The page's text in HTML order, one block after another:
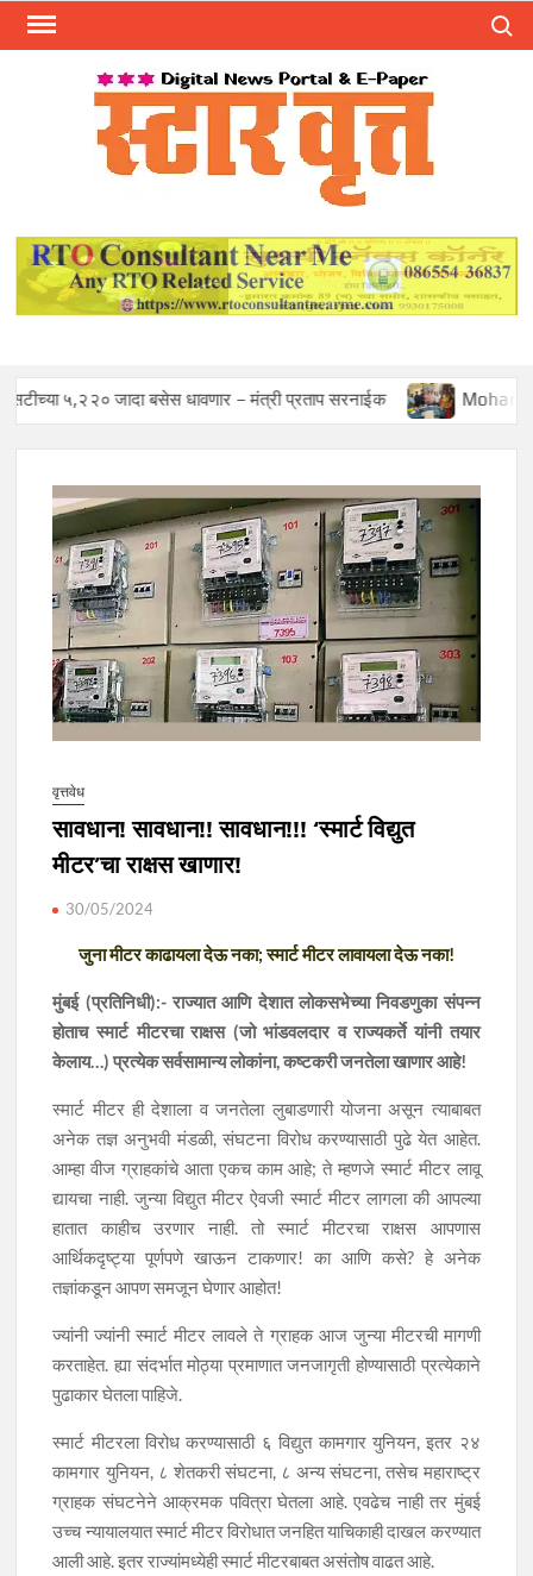
Skip
जादा बसेस धावणार – मंत्री प्रताप सरनाईक Mohan Sawant
वृत्तवेध
सावधान! सावधान!! सावधान!!! ‘स्मार्ट विद्युत
मीटर’चा राक्षस खाणार!
30/05/2024
जुना मीटर काढायला देऊ नका; स्मार्ट मीटर लावायला देऊ नका!
मुंबई (प्रतिनिधी):- राज्यात आणि देशात लोकसभेच्या निवडणुका संपन्न
होताच स्मार्ट मीटरचा राक्षस (जो भांडवलदार व राज्यकर्ते यांनी तयार
केलाय…) प्रत्येक सर्वसामान्य लोकांना, कष्टकरी जनतेला खाणार आहे!
स्मार्ट मीटर ही देशाला व जनतेला लुबाडणारी योजना असून त्याबाबत
अनेक तज्ञ अनुभवी मंडळी, संघटना विरोध करण्यासाठी पुढे येत आहेत.
आम्हा वीज ग्राहकांचे आता एकच काम आहे; ते म्हणजे स्मार्ट मीटर लावू
द्यायचा नाही. जुन्या विद्युत मीटर ऐवजी स्मार्ट मीटर लागला की आपल्या
हातात काहीच उरणार नाही. तो स्मार्ट मीटरचा राक्षस आपणास
आर्थिकदृष्ट्या पूर्णपणे खाऊन टाकणार! का आणि कसे? हे अनेक
तज्ञांकडून आपण समजून घेणार आहोत!
ज्यांनी ज्यांनी स्मार्ट मीटर लावले ते ग्राहक आज जुन्या मीटरची मागणी
करताहेत. ह्या संदर्भात मोठ्या प्रमाणात जनजागृती होण्यासाठी प्रत्येकाने
पुढाकार घेतला पाहिजे.
स्मार्ट मीटरला विरोध करण्यासाठी ६ विद्युत कामगार युनियन, इतर २४
कामगार युनियन, ८ शेतकरी संघटना, ८ अन्य संघटना, तसेच महाराष्ट्र
ग्राहक संघटनेने आक्रमक पवित्रा घेतला आहे. एवढेच नाही तर मुंबई
उच्च न्यायालयात स्मार्ट मीटर विरोधात जनहित याचिकाही दाखल करण्यात
आली आहे. इतर राज्यांमध्येही स्मार्ट मीटरबाबत असंतोष वाढत आहे.